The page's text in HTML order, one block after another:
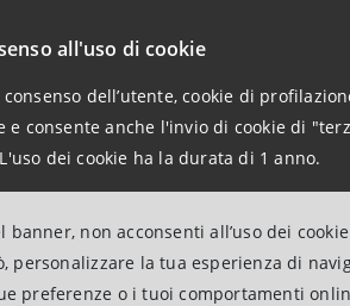
all'uso di cookie
dell’utente, cookie di
consente anche l'invio di cookie di
dei cookie ha la durata di 1 anno.
non acconsenti all’uso dei
personalizzare la tua esperienza di
preferenze o i tuoi comportamenti
delle imprese coinvolgendo i
consapevolezza condivisa con la
come quello sanitario”.